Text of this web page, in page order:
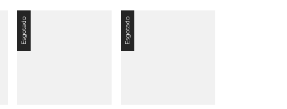
Esgotado Esgotado